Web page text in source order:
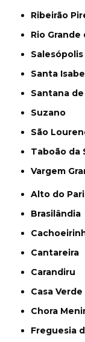
Ribeirão
Rio
Salesópolis
Santa Isabel
Santana
Suzano
São
Taboão da
Vargem
Alto do Pari
Brasilândia
Cantareira
Carandiru
Casa Verde
Chora
Freguesia